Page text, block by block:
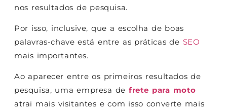
nos resultados de pesquisa.
Por isso, inclusive, que a escolha de boas
palavras-chave está entre as práticas de SEO
mais importantes.
Ao aparecer entre os primeiros resultados de
pesquisa, uma empresa defrete para moto
atrai mais visitantes e com isso converte mais